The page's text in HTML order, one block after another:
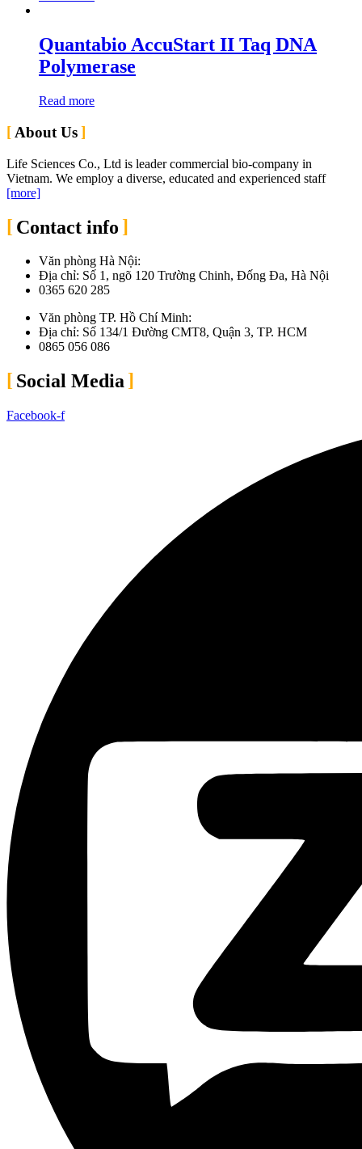
Quantabio AccuStart II Taq DNA
Polymerase
Read more
About Us
Life Sciences Co., Ltd is leader commercial bio-company in
Vietnam. We employ a diverse, educated and experienced staff
[more]
Contact info
Văn phòng Hà Nội:
Địa chỉ: Số 1, ngõ 120 Trường Chinh, Đống Đa, Hà Nội
0365 620 285
Văn phòng TP. Hồ Chí Minh:
Địa chỉ: Số 134/1 Đường CMT8, Quận 3, TP. HCM
0865 056 086
Social Media
Facebook-f